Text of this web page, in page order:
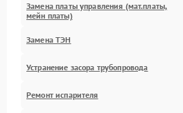
Замена платы управления (мат.платы,
мейн платы)
Замена ТЭН
Устранение засора трубопровода
Ремонт испарителя